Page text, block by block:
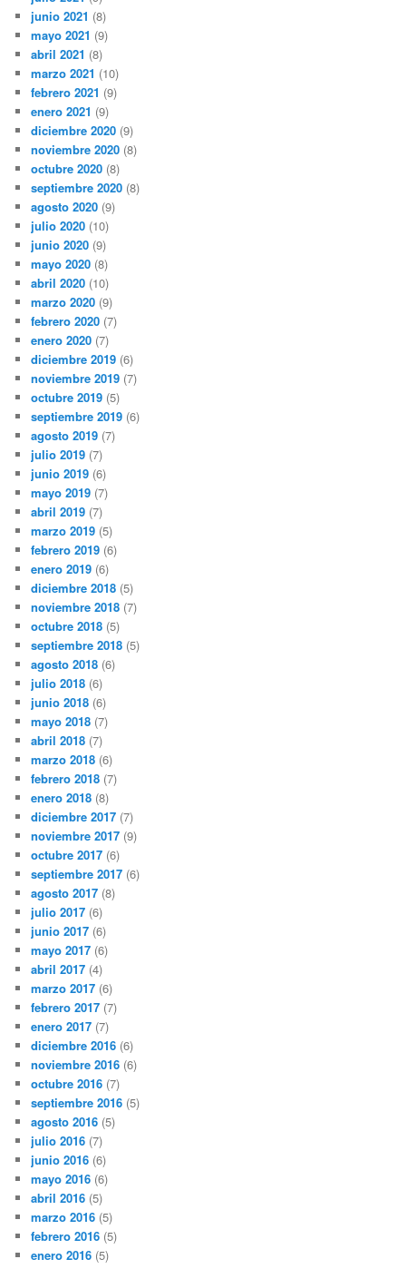
junio 2021 (8)
mayo 2021 (9)
abril 2021 (8)
marzo 2021 (10)
febrero 2021 (9)
enero 2021 (9)
diciembre 2020 (9)
noviembre 2020 (8)
octubre 2020 (8)
septiembre 2020 (8)
agosto 2020 (9)
julio 2020 (10)
junio 2020 (9)
mayo 2020 (8)
abril 2020 (10)
marzo 2020 (9)
febrero 2020 (7)
enero 2020 (7)
diciembre 2019 (6)
noviembre 2019 (7)
octubre 2019 (5)
septiembre 2019 (6)
agosto 2019 (7)
julio 2019 (7)
junio 2019 (6)
mayo 2019 (7)
abril 2019 (7)
marzo 2019 (5)
febrero 2019 (6)
enero 2019 (6)
diciembre 2018 (5)
noviembre 2018 (7)
octubre 2018 (5)
septiembre 2018 (5)
agosto 2018 (6)
julio 2018 (6)
junio 2018 (6)
mayo 2018 (7)
abril 2018 (7)
marzo 2018 (6)
febrero 2018 (7)
enero 2018 (8)
diciembre 2017 (7)
noviembre 2017 (9)
octubre 2017 (6)
septiembre 2017 (6)
agosto 2017 (8)
julio 2017 (6)
junio 2017 (6)
mayo 2017 (6)
abril 2017 (4)
marzo 2017 (6)
febrero 2017 (7)
enero 2017 (7)
diciembre 2016 (6)
noviembre 2016 (6)
octubre 2016 (7)
septiembre 2016 (5)
agosto 2016 (5)
julio 2016 (7)
junio 2016 (6)
mayo 2016 (6)
abril 2016 (5)
marzo 2016 (5)
febrero 2016 (5)
enero 2016 (5)